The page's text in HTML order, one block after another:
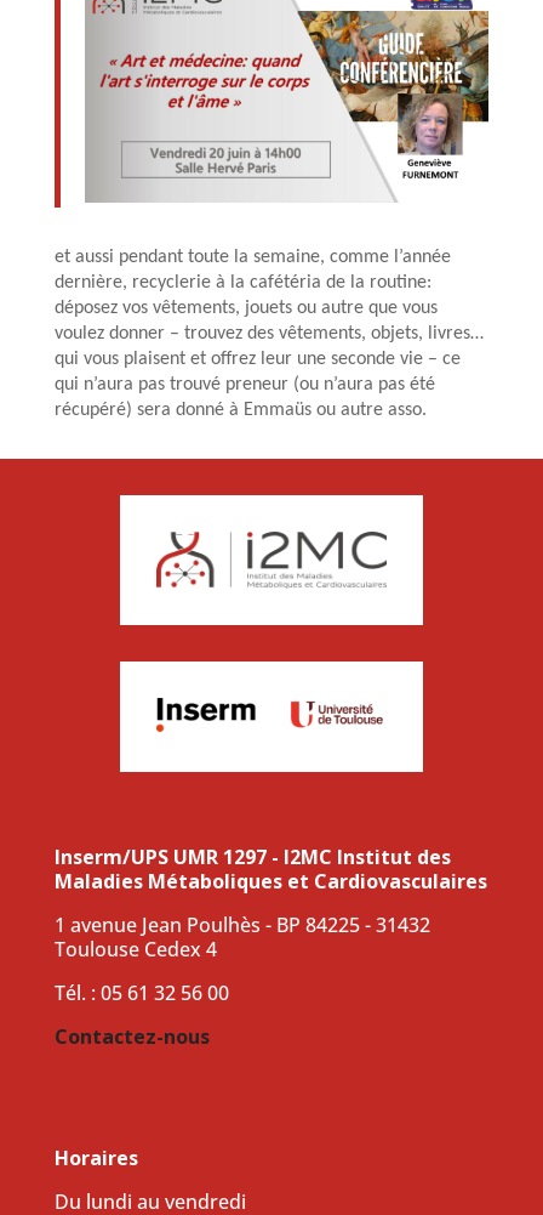
et aussi pendant toute la semaine, comme l’année
dernière, recyclerie à la cafétéria de la routine:
déposez vos vêtements, jouets ou autre que vous
voulez donner – trouvez des vêtements, objets, livres…
qui vous plaisent et offrez leur une seconde vie – ce
qui n’aura pas trouvé preneur (ou n’aura pas été
récupéré) sera donné à Emmaüs ou autre asso.
Inserm/UPS UMR 1297 - I2MC Institut des
Maladies Métaboliques et Cardiovasculaires
1 avenue Jean Poulhès - BP 84225 - 31432
Toulouse Cedex 4
Tél. : 05 61 32 56 00
Contactez-nous
Horaires
Du lundi au vendredi